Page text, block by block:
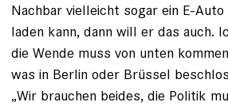
Nachbar vielleicht sogar ein E-
laden kann, dann will er das auch.
die Wende muss von unten
was in Berlin oder Brüssel
„Wir brauchen beides, die Politik